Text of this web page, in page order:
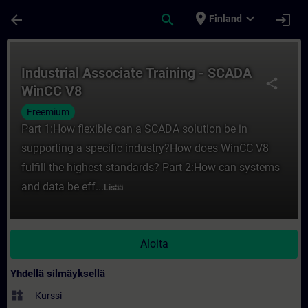
arrow_back search place Finland expand_more login
share
Industrial Associate Training - SCADA
WinCC V8
Freemium
Part 1:How flexible can a SCADA solution be in
supporting a specific industry?How does WinCC V8
fulfill the highest standards? Part 2:How can systems
and data be eff... Lisää
Aloita
Yhdellä silmäyksellä
widgets Kurssi